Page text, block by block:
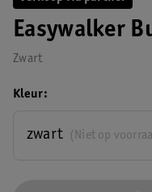
Easywalker
Zwart
Kleur
(Niet op
zwart